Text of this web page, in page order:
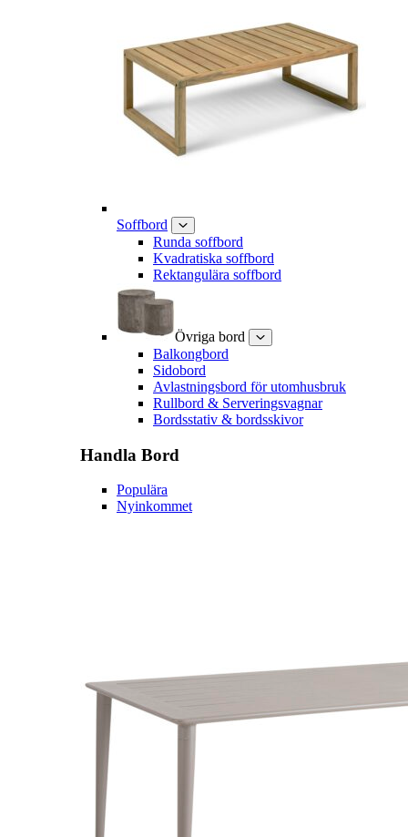
Soffbord
Runda soffbord
Kvadratiska soffbord
Rektangulära soffbord
Övriga bord
Balkongbord
Sidobord
Avlastningsbord för utomhusbruk
Rullbord & Serveringsvagnar
Bordsstativ & bordsskivor
Handla Bord
Populära
Nyinkommet